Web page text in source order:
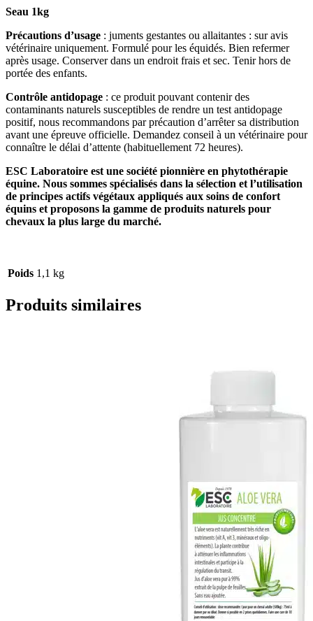
Seau 1kg
Précautions d’usage : juments gestantes ou allaitantes : sur avis
vétérinaire uniquement. Formulé pour les équidés. Bien refermer
après usage. Conserver dans un endroit frais et sec. Tenir hors de
portée des enfants.
Contrôle antidopage : ce produit pouvant contenir des
contaminants naturels susceptibles de rendre un test antidopage
positif, nous recommandons par précaution d’arrêter sa distribution
avant une épreuve officielle. Demandez conseil à un vétérinaire pour
connaître le délai d’attente (habituellement 72 heures).
ESC Laboratoire est une société pionnière en phytothérapie
équine. Nous sommes spécialisés dans la sélection et l’utilisation
de principes actifs végétaux appliqués aux soins de confort
équins et proposons la gamme de produits naturels pour
chevaux la plus large du marché.
Poids 1,1 kg
Produits similaires